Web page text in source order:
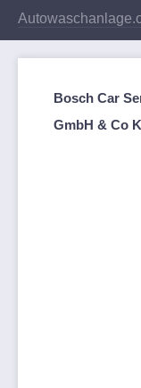
Bosch Car
GmbH & Co